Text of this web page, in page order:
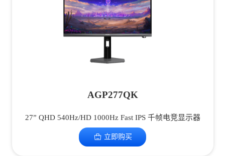
AGP277QK
27” QHD 540Hz/HD 1000Hz Fast IPS 千帧电竞显示器
立即购买